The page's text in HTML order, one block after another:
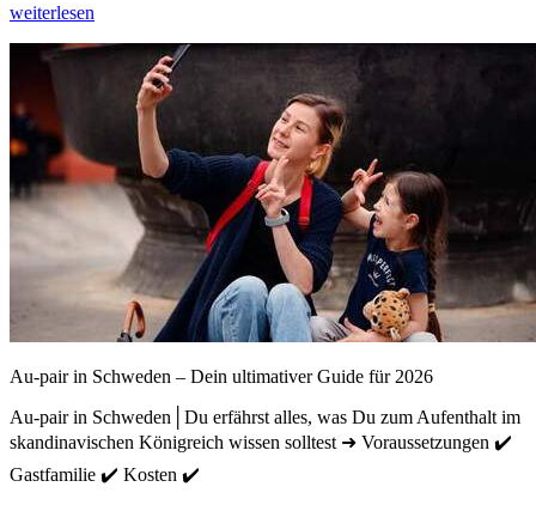
weiterlesen
Au-pair in Schweden – Dein ultimativer Guide für 2026
Au-pair in Schweden│Du erfährst alles, was Du zum Aufenthalt im
skandinavischen Königreich wissen solltest ➜ Voraussetzungen ✔️
Gastfamilie ✔️ Kosten ✔️